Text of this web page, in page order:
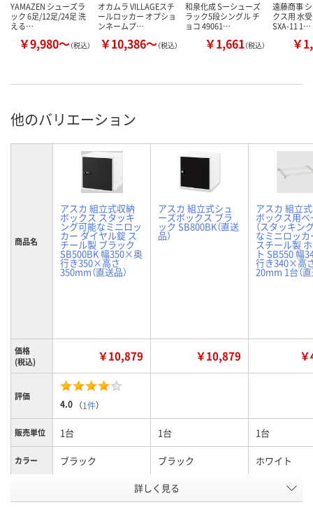
YAMAZEN シューズラ
ック 6足/12足/24足 洗
える…
￥9,980～（税込）
オカムラ VILLAGEスチ
ールロッカー オプショ
ンネームプ…
￥10,386～（税込）
和泉化成 Sーシューズ
ラック5段シングル チ
ョコ 49061…
￥1,661（税込）
遠藤商事
クス用 水
SXA-11 1…
￥
他のバリエーション
商品名
アスカ 組立式収納
ボックス スタッキ
ング可能なミニロッ
カー ダイヤル錠 ス
チール製 ブラック
SB500BK 幅350×奥
行き350×高さ
350mm（直送品）
アスカ 組立式シュ
ーズボックス ブラ
ック SB800BK（直送
品）
アスカ 組立
ボックス用ベ
（スタッキン
なミニロッカ
スチール製
ト SB550 幅
行き340×高
20mm 1台（直
価格
(税込)
￥10,879 ￥10,879
評価
4.0 （1件）
販売単位 1台 1台 1台
カラー ブラック ブラック ホワイト
プ
本体-シリンダー+ダ
イヤル錠
本体-シリンダー錠
詳しく見る